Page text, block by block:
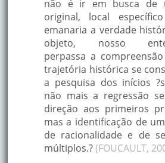
não é ir em busca de
original, local
emanaria a verdade
objeto, nosso
perpassa a
trajetória histórica se
a pesquisa dos inícios
não mais a regressão
direção aos primeiros
mas a identificação de
de racionalidade e de
múltiplos.?(FOUCAULT,